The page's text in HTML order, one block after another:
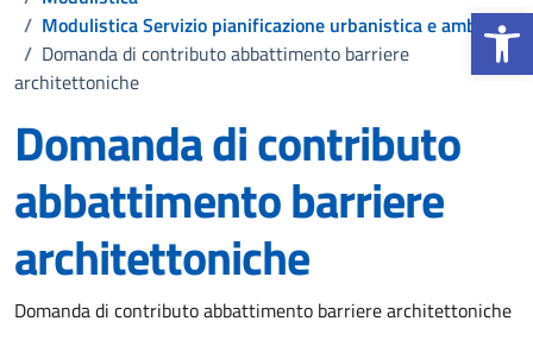
Apri la
/ Modulistica Servizio pianificazione urbanistica e ambiente
/ Domanda di contributo abbattimento barriere
architettoniche
Domanda di contributo
abbattimento barriere
architettoniche
Dettagli del documento
Domanda di contributo abbattimento barriere architettoniche